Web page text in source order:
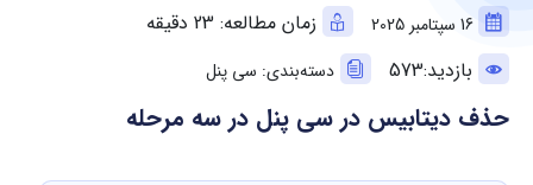
16 سپتامبر 2025
زمان مطالعه: 23 دقیقه
بازدید:573
دسته‌بندی: سی پنل
حذف دیتابیس در سی پنل در سه مرحله